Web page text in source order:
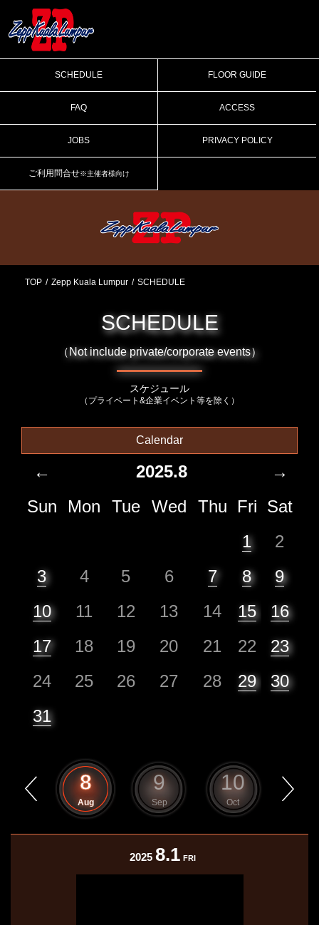
SCHEDULE FLOOR GUIDE
FAQ ACCESS
JOBS PRIVACY POLICY
ご利用問合せ※主催者様向け
TOP Zepp Kuala Lumpur SCHEDULE
SCHEDULE
（Not include private/corporate events）
スケジュール
（プライベート&企業イベント等を除く）
Calendar
← 2025.8
→
Sun
Mon Tue Wed Thu Fri Sat
1
2
3
4 5 6 7 8
9
10
11 12 13 14 15
16
17
18 19 20 21 22
23
24
25 26 27 28 29
30
31
8
Aug
9
Sep
10
Oct
2025 8.1 FRI